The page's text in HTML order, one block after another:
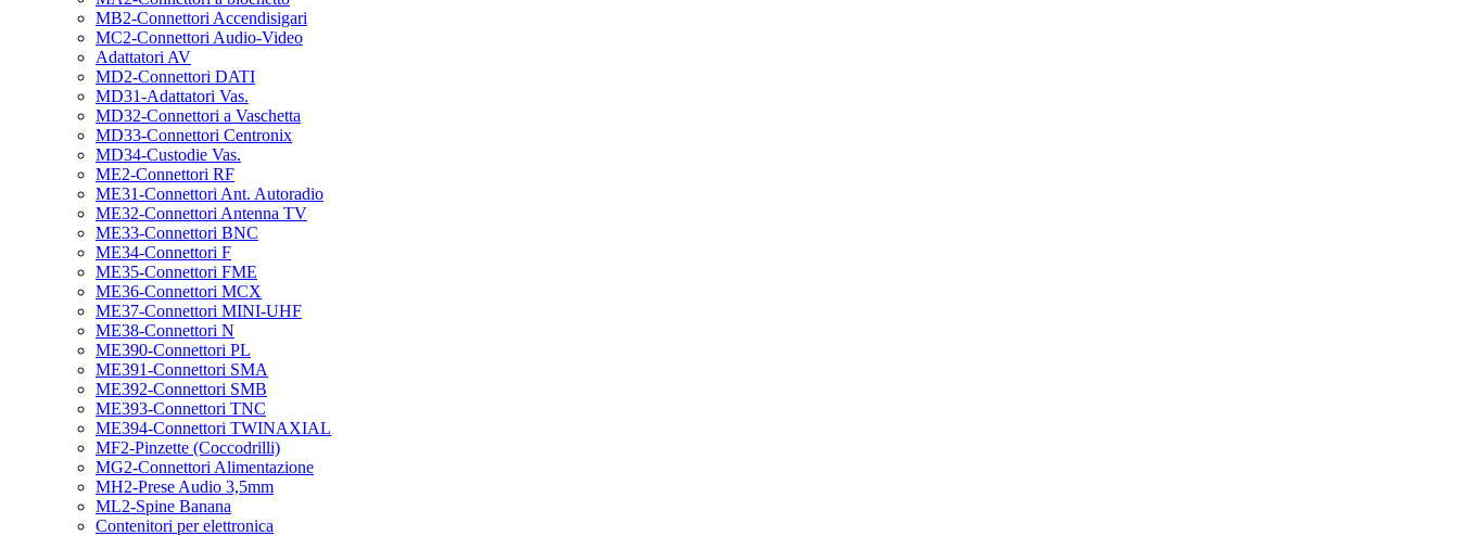
MB2-Connettori Accendisigari
MC2-Connettori Audio-Video
Adattatori AV
MD2-Connettori DATI
MD31-Adattatori Vas.
MD32-Connettori a Vaschetta
MD33-Connettori Centronix
MD34-Custodie Vas.
ME2-Connettori RF
ME31-Connettori Ant. Autoradio
ME32-Connettori Antenna TV
ME33-Connettori BNC
ME34-Connettori F
ME35-Connettori FME
ME36-Connettori MCX
ME37-Connettori MINI-UHF
ME38-Connettori N
ME390-Connettori PL
ME391-Connettori SMA
ME392-Connettori SMB
ME393-Connettori TNC
ME394-Connettori TWINAXIAL
MF2-Pinzette (Coccodrilli)
MG2-Connettori Alimentazione
MH2-Prese Audio 3,5mm
ML2-Spine Banana
Contenitori per elettronica